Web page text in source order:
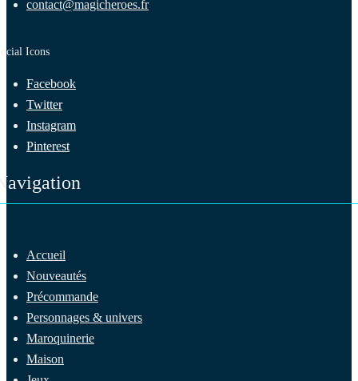
contact@magicheroes.fr
Icons
Facebook
Twitter
Instagram
Pinterest
Accueil
Nouveautés
Précommande
Personnages & univers
Maroquinerie
Maison